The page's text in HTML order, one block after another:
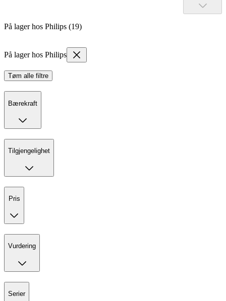
På lager hos Philips (19)
På lager hos Philips
Tøm alle filtre
Bærekraft
Tilgjengelighet
Pris
Vurdering
Serier